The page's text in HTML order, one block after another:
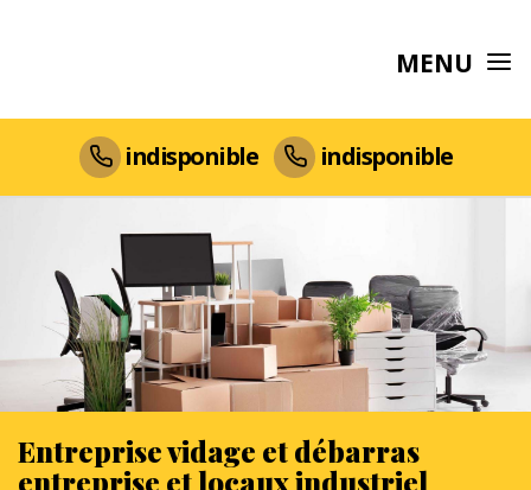
MENU
indisponible indisponible
Entreprise vidage et débarras
entreprise et locaux industriel